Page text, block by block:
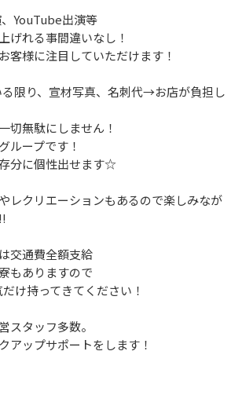
YouTube出演等
げれる事間違いなし！
客様に注目していただけます！
限り、宣材写真、名刺代→お店が負担し
切無駄にしません！
ループです！
分に個性出せます☆
レクリエーションもあるので楽しみなが
交通費全額支給
もありますので
け持ってきてください！
スタッフ多数。
アップサポートをします！